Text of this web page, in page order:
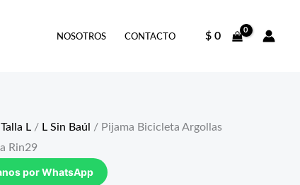
NOSOTROS CONTACTO $0
Talla L / L Sin Baúl
/ Pijama Bicicleta Argollas
Rin29
por WhatsApp